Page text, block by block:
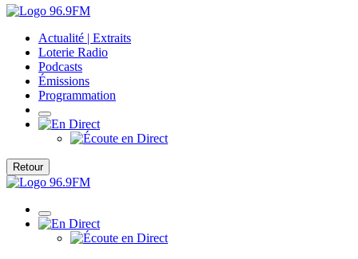
Actualité | Extraits
Loterie Radio
Podcasts
Émissions
Programmation
Retour